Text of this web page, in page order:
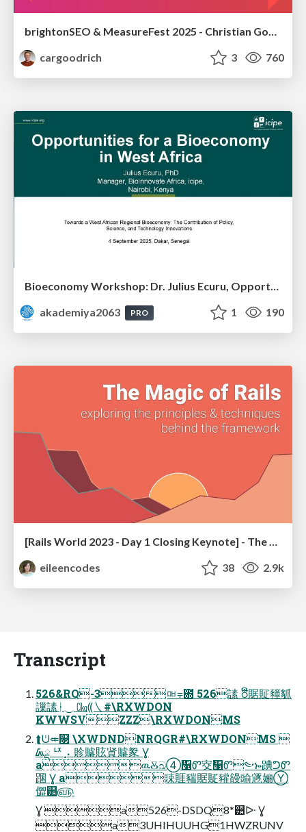
brightonSEO & MeasureFest 2025 - Christian Goodrich - Winning strategies for Black Friday CRO & PPC
cargoodrich
3 760
Bioeconomy Workshop: Dr. Julius Ecuru, Opportunities for a Bioeconomy in West Africa
akademiya2063
PRO 1 190
eileencodes
38 2.9k
Transcript
526&RQ-3ㅮ⩦఍ 526䛾 ⛣ື䝻䝪䝑䝖
䜈䛾ᛂ⏝ ㏆⸨㇏#\RXWDON
KWWSVZZZ\RXWDONMS
⮬ᕫ⤂௓ \XWDNDNRQGR#\RXWDONMS 
ᮏྡ ᅜ⡠ 䝩䞊䝮䝨䞊䝆 Ɣ
aዉⰋඛ➃኱Ꮫ㝔኱Ꮫ༤ኈ䠄ᕤᏛ
䠅 Ɣ a䜹䝽䝎䝻䝪䝔䜱䜽䝇㛤Ⓨ
㒊୺௵
Ɣ a526-DSDQ8*୺ᐓ Ɣ
a3UHIHUUHG1HWZRUNV